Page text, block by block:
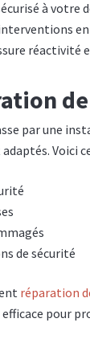
à votre
réactivité
par une
Voici
de sécurité
réparation
pour